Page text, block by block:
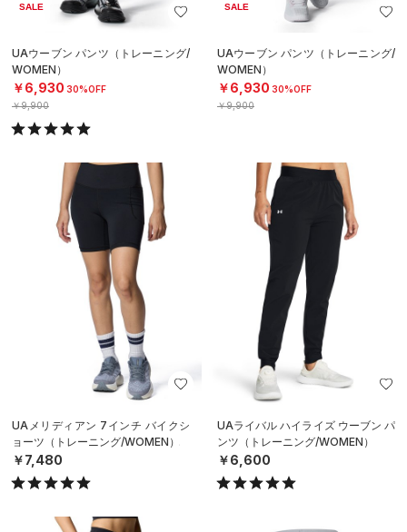
SALE
UAウーブン パンツ（トレーニング/
WOMEN）
￥6,930 30%OFF
￥9,900
SALE
UAウーブン パンツ（トレーニング/
WOMEN）
￥6,930 30%OFF
￥9,900
UAメリディアン 7インチ バイクシ
ョーツ（トレーニング/WOMEN）
￥7,480
UAライバル ハイライズ ウーブン パ
ンツ（トレーニング/WOMEN）
￥6,600